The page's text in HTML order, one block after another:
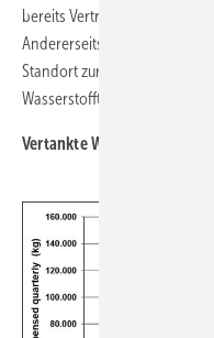
bereits Verträge für bis zu
Andererseits wurde die
Standort zurückgestellt, weil
Wasserstofftankstelle gab;
Vertankte